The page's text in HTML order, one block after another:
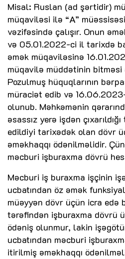
Misal: Ruslan (ad şərtidir)
müqaviləsi ilə “A”
vəzifəsində çalışır. Onun
və 05.01.2022-ci il tarixdə
əmək müqaviləsinə
müqavilə müddətinin
Pozulmuş hüquqlarının
müraciət edib və
olunub. Məhkəmənin
əsassız yerə işdən
edildiyi tarixədək olan dövr
əməkhaqqı ödənilməlidir.
məcburi işburaxma dövrü
Məcburi iş buraxma işçinin
ucbatından öz əmək
müəyyən dövr üçün icra edə
tərəfindən işburaxma dövrü
ödəniş olunmur, lakin
ucbatından məcburi
itirilmiş əməkhaqqı